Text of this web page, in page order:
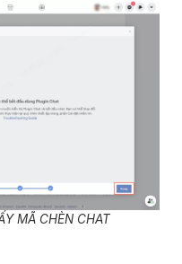
MÃ CHÈN CHAT